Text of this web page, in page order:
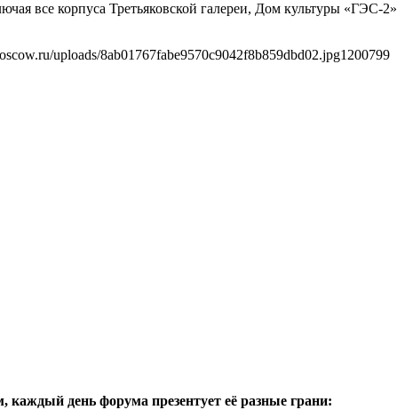
все корпуса Третьяковской галереи, Дом культуры
uploads/8ab01767fabe9570c9042f8b859dbd02.jpg1200799
каждый день форума презентует её разные грани: